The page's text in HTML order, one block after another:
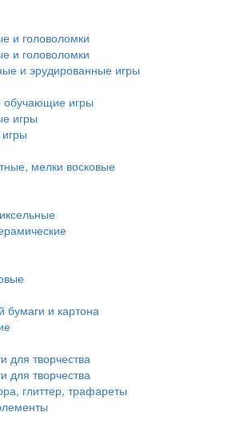
и головоломки
и головоломки
и эрудированные игры
игры
игры
мелки восковые
бумаги и картона
для творчества
для творчества
глиттер, трафареты